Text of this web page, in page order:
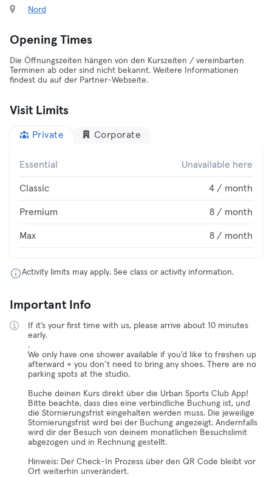
Nord
Opening Times
Die Öffnungszeiten hängen von den Kurszeiten / vereinbarten
Terminen ab oder sind nicht bekannt. Weitere Informationen
findest du auf der Partner-Webseite.
Visit Limits
Private Corporate
Essential Unavailable here
Classic 4 / month
Premium 8 / month
Max 8 / month
Activity limits may apply. See class or activity information.
Important Info
If it’s your first time with us, please arrive about 10 minutes
early.
.
We only have one shower available if you’d like to freshen up
afterward + you don’t need to bring any shoes. There are no
parking spots at the studio.
Buche deinen Kurs direkt über die Urban Sports Club App!
Bitte beachte, dass dies eine verbindliche Buchung ist, und
die Stornierungsfrist eingehalten werden muss. Die jeweilige
Stornierungsfrist wird bei der Buchung angezeigt. Andernfalls
wird dir der Besuch von deinem monatlichen Besuchslimit
abgezogen und in Rechnung gestellt.
Hinweis: Der Check-In Prozess über den QR Code bleibt vor
Ort weiterhin unverändert.